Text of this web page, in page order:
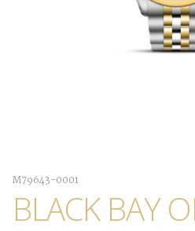
M79643-0001
BLACK BAY